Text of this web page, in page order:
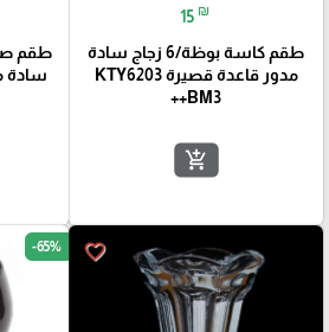
15 ₪
طقم كاسة بوظة/6 زجاج سادة
مدور قاعدة قصيرة KTY6203
++BM3
add_shopping_cart
favorite_border
-65%